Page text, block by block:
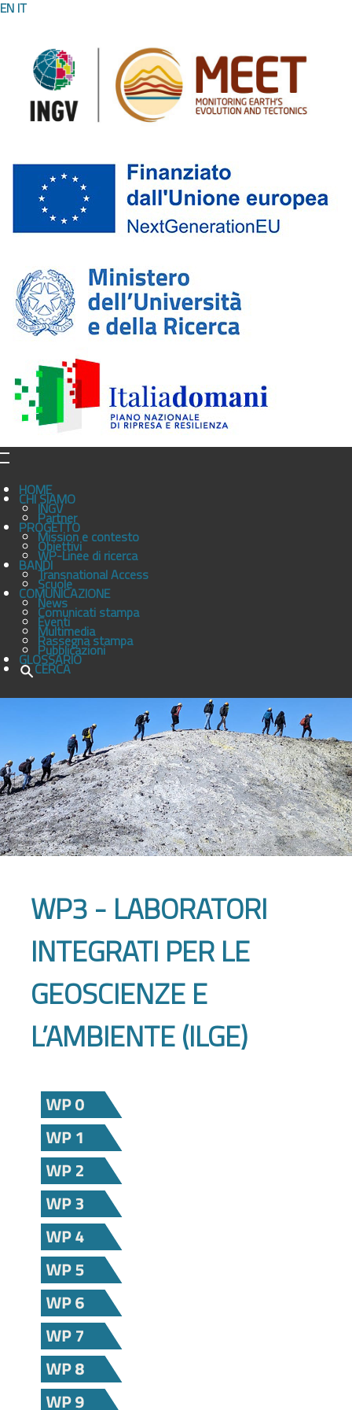
EN IT
HOME
CHI SIAMO
INGV
Partner
PROGETTO
Mission e contesto
Obiettivi
WP-Linee di ricerca
BANDITransnational Access
Scuole
COMUNICAZIONE
News
Comunicati stampa
Eventi
Multimedia
Rassegna stampa
Pubblicazioni
GLOSSARIO
CERCA
WP3 - LABORATORI
INTEGRATI PER LE
GEOSCIENZE E
L’AMBIENTE (ILGE)